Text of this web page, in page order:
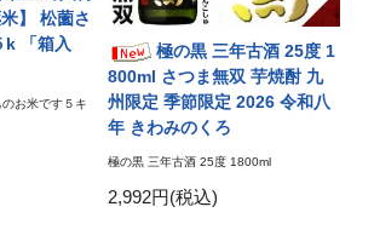
】 松薗さ
k 「箱入
のお米です５キ
極の黒 三年古酒 25度 1
800ml さつま無双 芋焼酎 九
州限定 季節限定 2026 令和八
年 きわみのくろ
極の黒 三年古酒 25度 1800ml
2,992円(税込)